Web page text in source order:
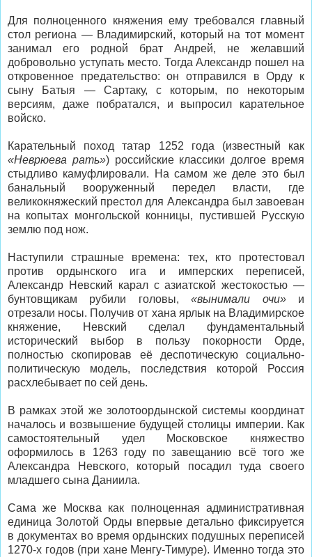
Для полноценного княжения ему требовался главный
стол региона — Владимирский, который на тот момент
занимал его родной брат Андрей, не желавший
добровольно уступать место. Тогда Александр пошел на
откровенное предательство: он отправился в Орду к
сыну Батыя — Сартаку, с которым, по некоторым
версиям, даже побратался, и выпросил карательное
войско.
Карательный поход татар 1252 года (известный как
«Неврюева рать») российские классики долгое время
стыдливо камуфлировали. На самом же деле это был
банальный вооруженный передел власти, где
великокняжеский престол для Александра был завоеван
на копытах монгольской конницы, пустившей Русскую
землю под нож.
Наступили страшные времена: тех, кто протестовал
против ордынского ига и имперских переписей,
Александр Невский карал с азиатской жестокостью —
бунтовщикам рубили головы,«вынимали очи»и
отрезали носы. Получив от хана ярлык на Владимирское
княжение, Невский сделал фундаментальный
исторический выбор в пользу покорности Орде,
полностью скопировав её деспотическую социально-
политическую модель, последствия которой Россия
расхлебывает по сей день.
В рамках этой же золотоордынской системы координат
началось и возвышение будущей столицы империи. Как
самостоятельный удел Московское княжество
оформилось в 1263 году по завещанию всё того же
Александра Невского, который посадил туда своего
младшего сына Даниила.
Сама же Москва как полноценная административная
единица Золотой Орды впервые детально фиксируется
в документах во время ордынских подушных переписей
1270-х годов (при хане Менгу-Тимуре). Именно тогда это